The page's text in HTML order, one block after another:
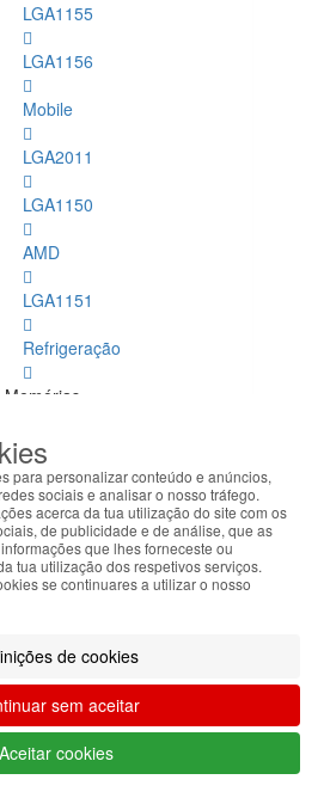
LGA1155
LGA1156
Mobile
LGA2011
LGA1150
AMD
LGA1151
Refrigeração
Memórias
Memórias
Dimm
Ver
todos
DDR
DDR
1
DDR
2
para personalizar conteúdo e anúncios,
sociais e analisar o nosso tráfego.
acerca da tua utilização do site com os
de publicidade e de análise, que as
que lhes forneceste ou
tua utilização dos respetivos serviços.
se continuares a utilizar o nosso
de cookies
sem aceitar
Aceitar cookies